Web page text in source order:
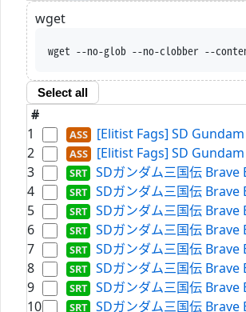
wget
wget --no-glob --
Select all
#
1
[Elitist Fags] SD
2
[Elitist Fags] SD
3
SDガンダム三国伝
4
SDガンダム三国伝
5
SDガンダム三国伝
6
SDガンダム三国伝
7
SDガンダム三国伝
8
SDガンダム三国伝
9
SDガンダム三国伝
10
SDガンダム三国伝